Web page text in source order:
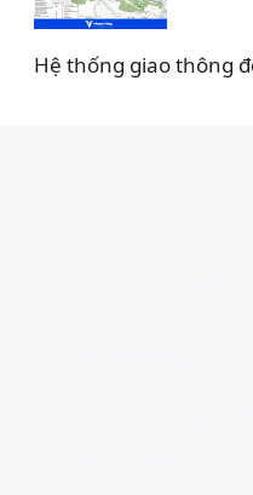
Hệ thống giao thông